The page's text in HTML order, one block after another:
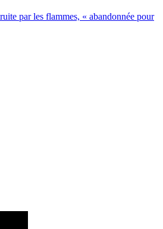
par les flammes, « abandonnée pour